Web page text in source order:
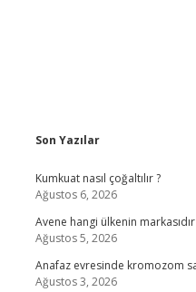
Sidebar
Son Yazılar
Kumkuat nasıl çoğaltılır ?
Ağustos 6, 2026
Avene hangi ülkenin markasıdır
Ağustos 5, 2026
Anafaz evresinde kromozom
Ağustos 3, 2026